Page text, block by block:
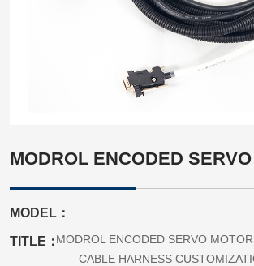
MODEL：
TITLE：MODROL ENCODED SERVO
CABLE HARNESS